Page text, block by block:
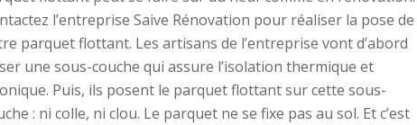
l’entreprise Saive Rénovation pour réaliser la pose de
parquet flottant. Les artisans de l’entreprise vont d’abord
une sous-couche qui assure l’isolation thermique et
Puis, ils posent le parquet flottant sur cette sous-
: ni colle, ni clou. Le parquet ne se fixe pas au sol. Et c’est